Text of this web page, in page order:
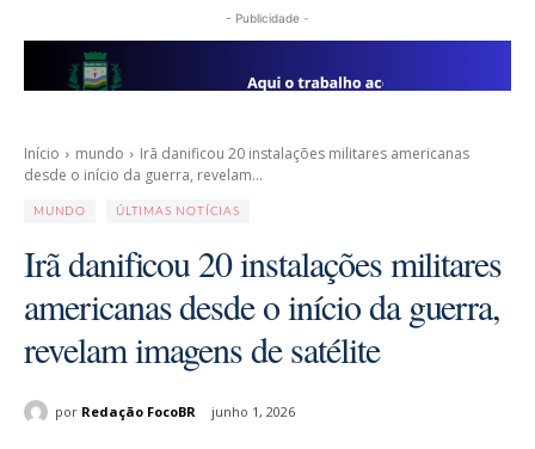
- Publicidade -
Início mundo
Irã danificou 20 instalações militares americanas
desde o início da guerra, revelam...
MUNDO ÚLTIMAS NOTÍCIAS
Irã danificou 20 instalações militares
americanas desde o início da guerra,
revelam imagens de satélite
por Redação FocoBR junho 1, 2026